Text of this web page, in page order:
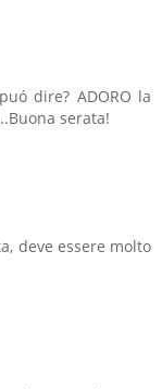
dire? ADORO la
serata!
deve essere molto